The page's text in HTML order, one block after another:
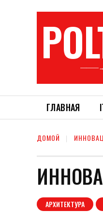
———→
ГЛАВНАЯ
ДОМОЙ
АРХИТЕКТУРА